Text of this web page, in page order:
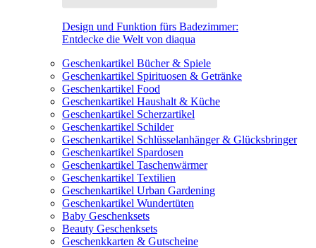
Design und Funktion fürs Badezimmer:
Entdecke die Welt von diaqua
Geschenkartikel Bücher & Spiele
Geschenkartikel Spirituosen & Getränke
Geschenkartikel Food
Geschenkartikel Haushalt & Küche
Geschenkartikel Scherzartikel
Geschenkartikel Schilder
Geschenkartikel Schlüsselanhänger & Glücksbringer
Geschenkartikel Spardosen
Geschenkartikel Taschenwärmer
Geschenkartikel Textilien
Geschenkartikel Urban Gardening
Geschenkartikel Wundertüten
Baby Geschenksets
Beauty Geschenksets
Geschenkkarten & Gutscheine